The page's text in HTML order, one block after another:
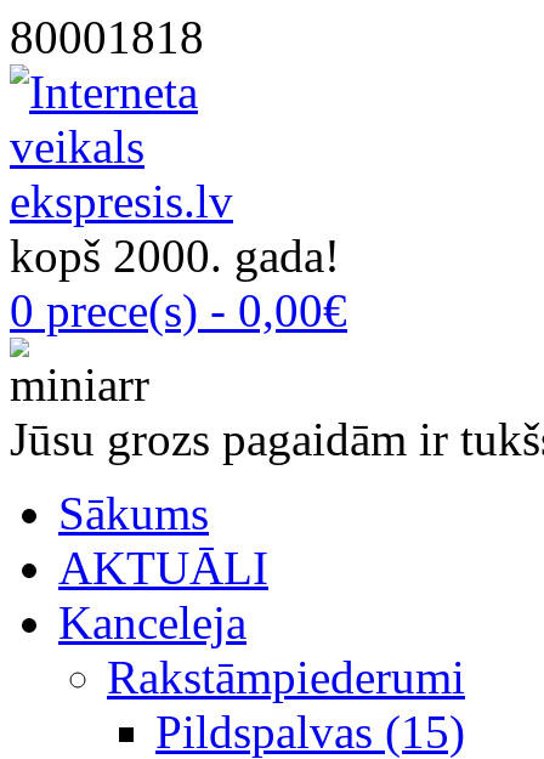
80001818
kopš 2000. gada!
0 prece(s) - 0,00€
Jūsu grozs pagaidām ir
Sākums
AKTUĀLI
Kanceleja
Rakstāmpiederumi
Pildspalvas (15)